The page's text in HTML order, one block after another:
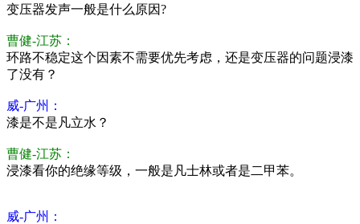
变压器发声一般是什么原因?
曹健-江苏：
环路不稳定这个因素不需要优先考虑，还是变压器的问题浸漆
了没有？
威-广州：
漆是不是凡立水？
曹健-江苏：
浸漆看你的绝缘等级，一般是凡士林或者是二甲苯。
威-广州：